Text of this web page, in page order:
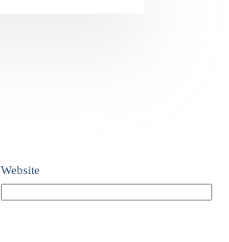
Website